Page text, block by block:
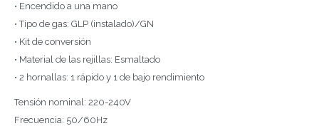
• Encendido a una mano
• Tipo de gas: GLP (instalado)/GN
• Kit de conversión
• Material de las rejillas: Esmaltado
• 2 hornallas: 1 rápido y 1 de bajo rendimiento
Tensión nominal: 220-240V
Frecuencia: 50/60Hz